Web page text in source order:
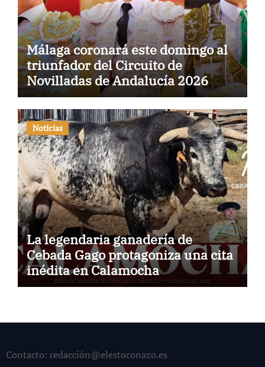
Málaga coronará este domingo al
triunfador del Circuito de
Novilladas de Andalucía 2026
Noticias
La legendaria ganadería de
Cebada Gago protagoniza una cita
inédita en Calamocha
Contacto: redacción@elestoconazo.es